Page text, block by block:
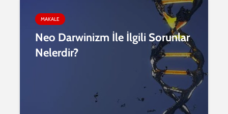
MAKALE
Neo Darwinizm İle İlgili Sorunlar
Nelerdir?